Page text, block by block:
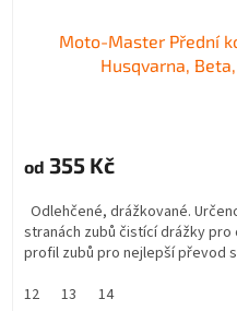
Moto-Master Přední
Husqvarna,
od 355 Kč
Odlehčené, drážkované.
stranách zubů čistící drážky
profil zubů pro nejlepší převod
12
13 14